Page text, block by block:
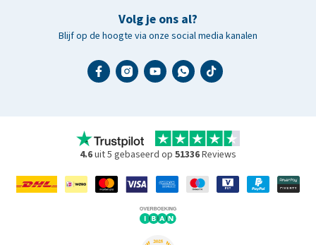
Volg je ons al?
Blijf op de hoogte via onze social media kanalen
4.6uit 5 gebaseerd op 51336Reviews